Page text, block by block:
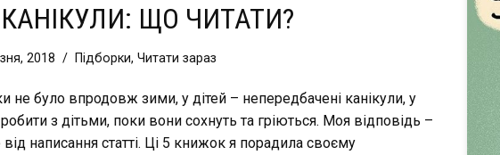
ЩО ЧИТАТИ?
2018 Підборки, Читати зараз
не було впродовж зими, у дітей – непередбачені канікули, у
з дітьми, поки вони сохнуть та гріються. Моя відповідь –
написання статті. Ці 5 книжок я порадила своєму